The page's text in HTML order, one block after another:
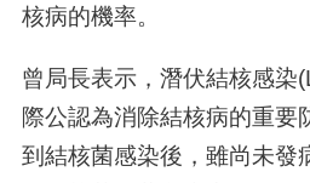
核病的機率。
曾局長表示，潛伏結核感染
際公認為消除結核病的重要
到結核菌感染後，雖尚未發